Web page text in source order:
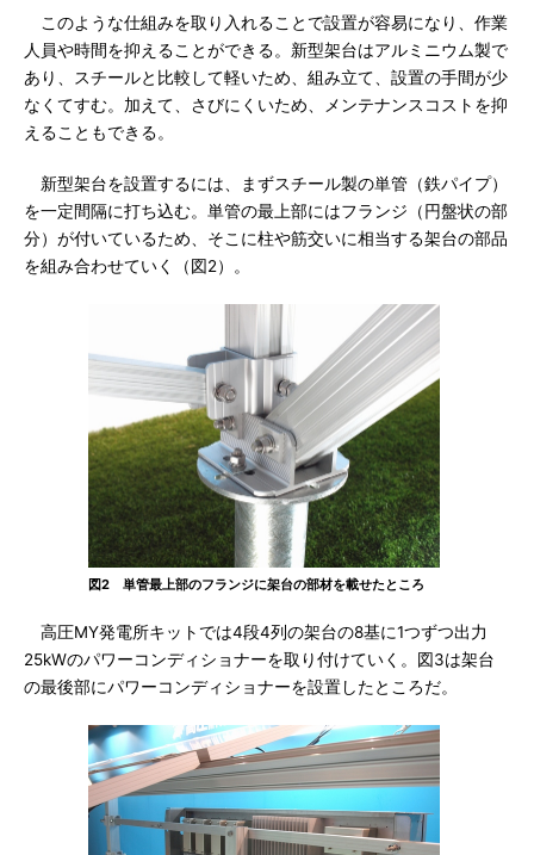
このような仕組みを取り入れることで設置が容易になり、作業
人員や時間を抑えることができる。新型架台はアルミニウム製で
あり、スチールと比較して軽いため、組み立て、設置の手間が少
なくてすむ。加えて、さびにくいため、メンテナンスコストを抑
えることもできる。
新型架台を設置するには、まずスチール製の単管（鉄パイプ）
を一定間隔に打ち込む。単管の最上部にはフランジ（円盤状の部
分）が付いているため、そこに柱や筋交いに相当する架台の部品
を組み合わせていく（図2）。
図2 単管最上部のフランジに架台の部材を載せたところ
高圧MY発電所キットでは4段4列の架台の8基に1つずつ出力
25kWのパワーコンディショナーを取り付けていく。図3は架台
の最後部にパワーコンディショナーを設置したところだ。